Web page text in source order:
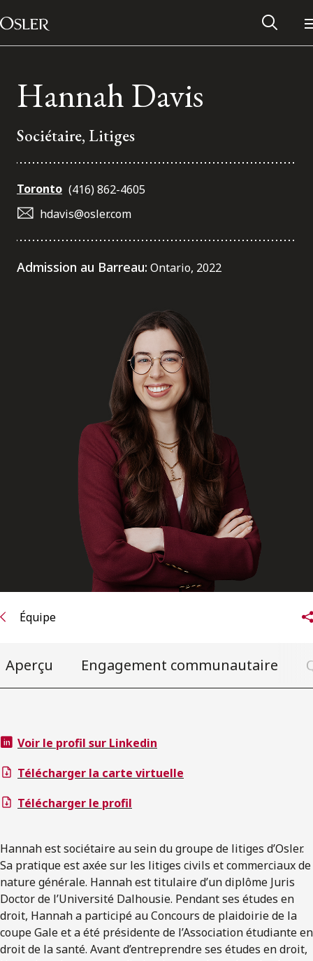
Passer au contenu
Main Navigation
Réseau des anciens d’Osler
S’abonner aux articles Osler
Hannah Davis
Sociétaire, Litiges
Toronto (416) 862-4605
hdavis@osler.com
Admission au Barreau: Ontario, 2022
Équipe
Aperçu Engagement communautaire
Voir le profil sur Linkedin
Télécharger la carte virtuelle
Télécharger le profil
Hannah est sociétaire au sein du groupe de litiges d’Osler.
Sa pratique est axée sur les litiges civils et commerciaux de
nature générale. Hannah est titulaire d’un diplôme Juris
Doctor de l’Université Dalhousie. Pendant ses études en
droit, Hannah a participé au Concours de plaidoirie de la
coupe Gale et a été présidente de l’Association étudiante en
droit de la santé. Avant d’entreprendre ses études en droit,